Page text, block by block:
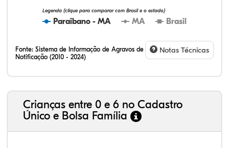
Paraibano - MA MA Brasil
Legenda (clique para comparar com Brasil e o estado)
Fonte: Sistema de Informação de Agravos de
Notificação (2010 - 2024)
Notas Técnicas
Crianças entre 0 e 6 no Cadastro
Único e Bolsa Família
8,44%
5,84%
0,24%
75,42%
1,80%
8,26%
32,57%
9,24%
0,46%
54,88%
1,27%
1,56%